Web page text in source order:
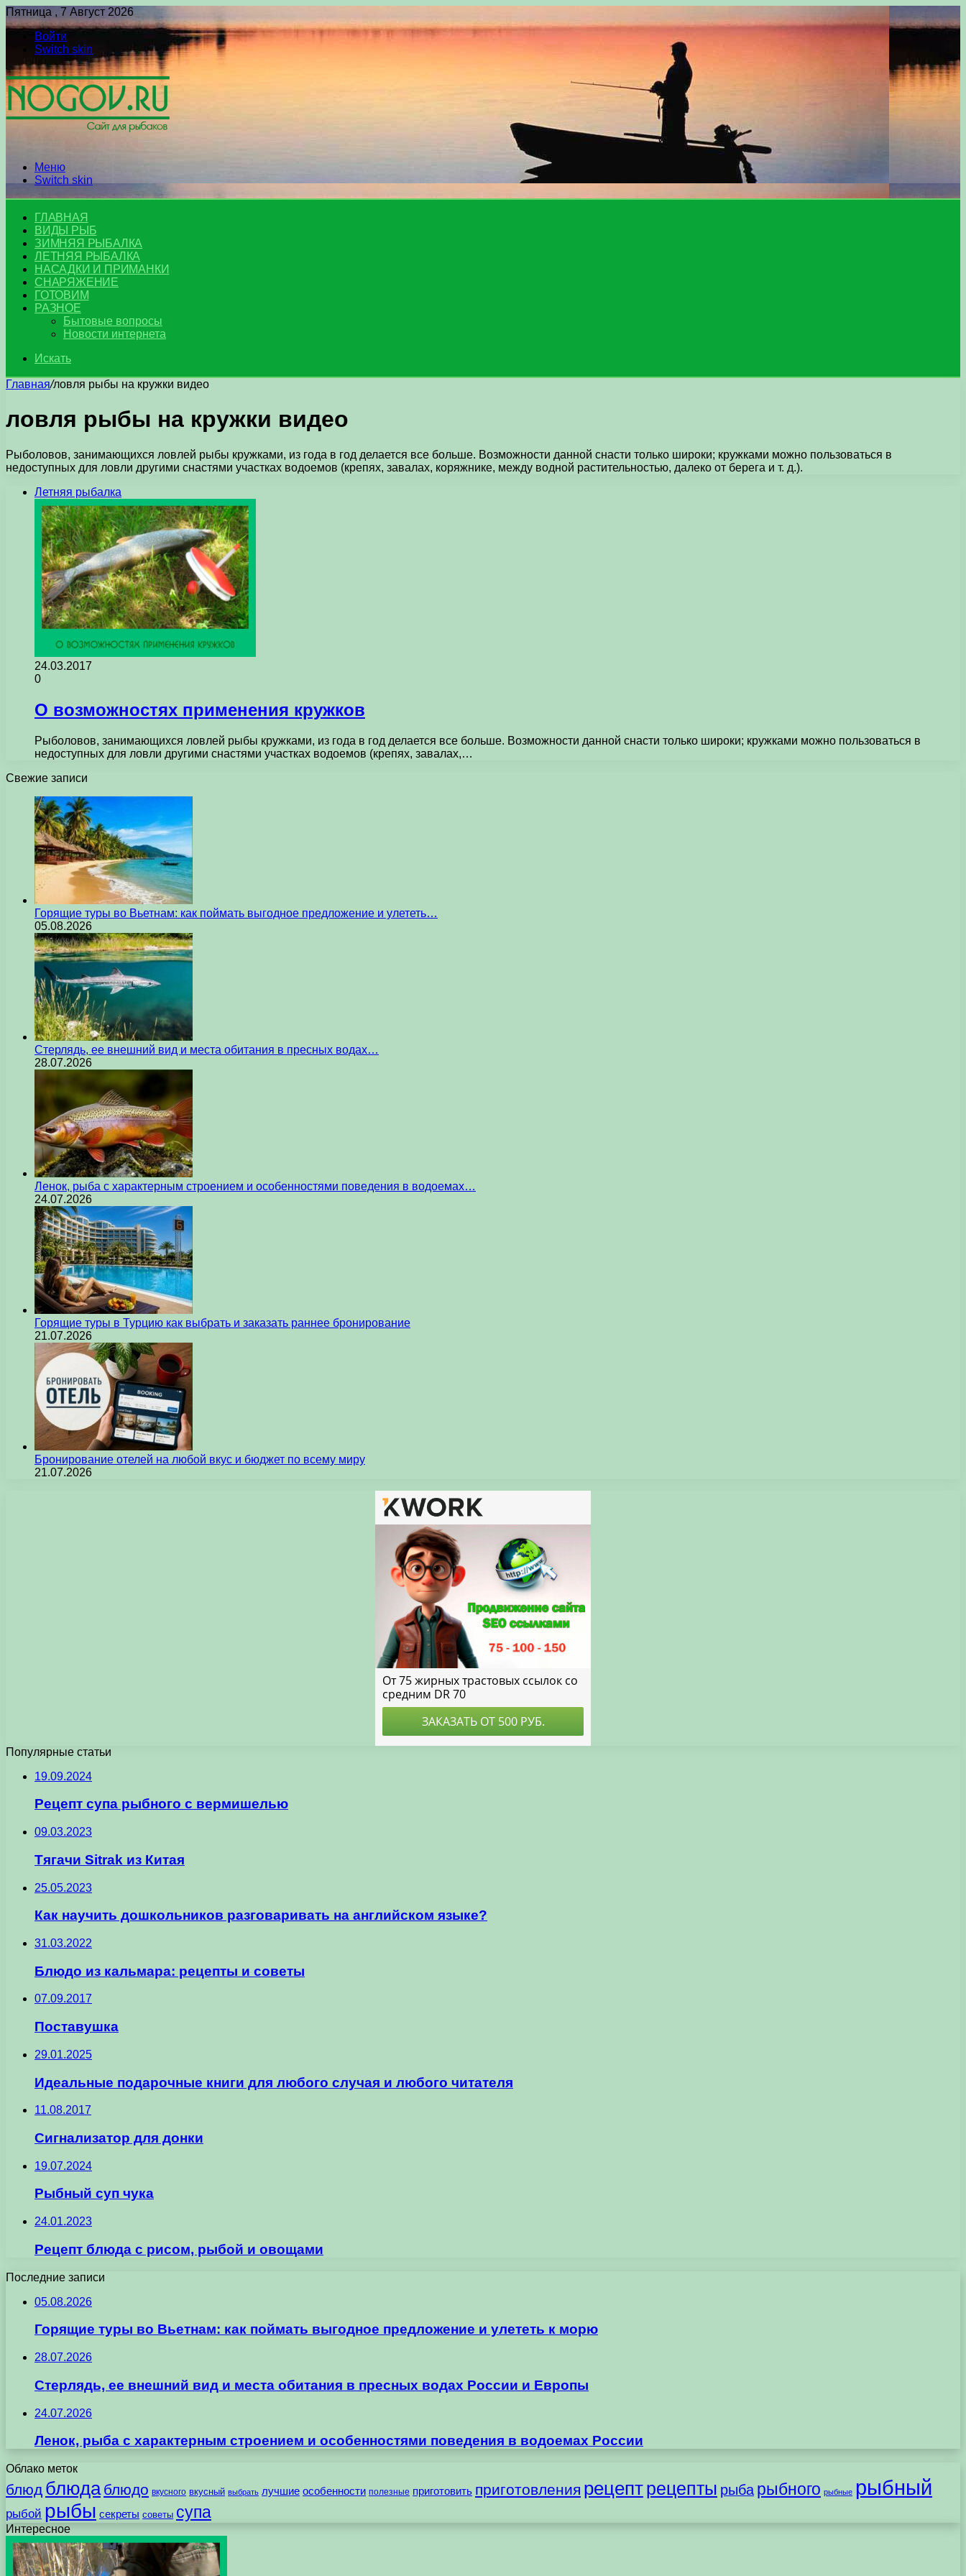
Пятница , 7 Август 2026
Войти
Switch skin
Меню
Switch skin
ГЛАВНАЯ
ВИДЫ РЫБ
ЗИМНЯЯ РЫБАЛКА
ЛЕТНЯЯ РЫБАЛКА
НАСАДКИ И ПРИМАНКИ
СНАРЯЖЕНИЕ
ГОТОВИМ
РАЗНОЕ
Бытовые вопросы
Новости интернета
Искать
Главная/ловля рыбы на кружки видео
ловля рыбы на кружки видео
Рыболовов, занимающихся ловлей рыбы кружками, из года в год делается все больше. Возможности данной снасти только широки; кружками можно пользоваться в
недоступных для ловли другими снастями участках водоемов (крепях, завалах, коряжнике, между водной растительностью, далеко от берега и т. д.).
Летняя рыбалка
24.03.2017
0
О возможностях применения кружков
Рыболовов, занимающихся ловлей рыбы кружками, из года в год делается все больше. Возможности данной снасти только широки; кружками можно пользоваться в
недоступных для ловли другими снастями участках водоемов (крепях, завалах,…
Свежие записи
Горящие туры во Вьетнам: как поймать выгодное предложение и улететь…
05.08.2026
Стерлядь, ее внешний вид и места обитания в пресных водах…
28.07.2026
Ленок, рыба с характерным строением и особенностями поведения в водоемах…
24.07.2026
Горящие туры в Турцию как выбрать и заказать раннее бронирование
21.07.2026
Бронирование отелей на любой вкус и бюджет по всему миру
21.07.2026
Популярные статьи
19.09.2024
Рецепт супа рыбного с вермишелью
09.03.2023
Тягачи Sitrak из Китая
25.05.2023
Как научить дошкольников разговаривать на английском языке?
31.03.2022
Блюдо из кальмара: рецепты и советы
07.09.2017
Поставушка
29.01.2025
Идеальные подарочные книги для любого случая и любого читателя
11.08.2017
Сигнализатор для донки
19.07.2024
Рыбный суп чука
24.01.2023
Рецепт блюда с рисом, рыбой и овощами
Последние записи
05.08.2026
Горящие туры во Вьетнам: как поймать выгодное предложение и улететь к морю
28.07.2026
Стерлядь, ее внешний вид и места обитания в пресных водах России и Европы
24.07.2026
Ленок, рыба с характерным строением и особенностями поведения в водоемах России
Облако меток
блюд блюда блюдо вкусного вкусный выбрать лучшие особенности полезные приготовить приготовления рецептрецепты рыба рыбного рыбные рыбный
рыбой рыбы секреты советы супа
Интересное